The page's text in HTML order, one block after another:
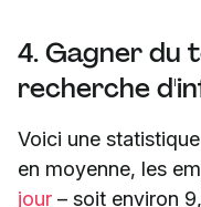
4. Gagner du
recherche
Voici une
en moyenne, les
jour – soit environ